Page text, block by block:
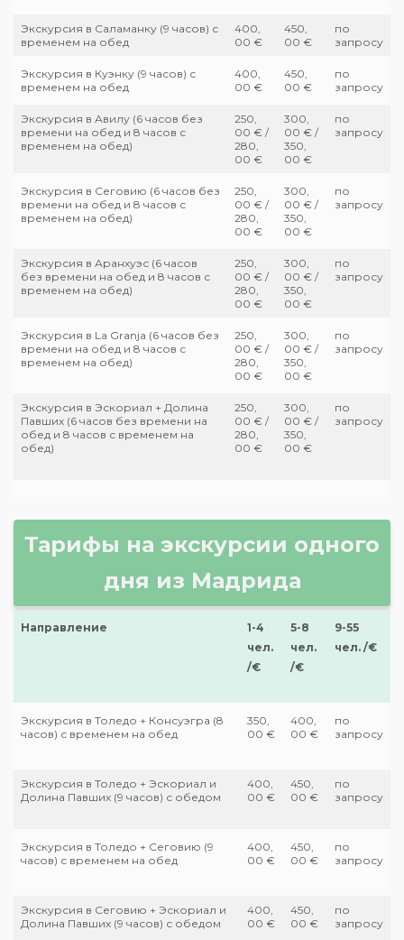
Экскурсия в Саламанку (9 часов) с
временем на обед
400,
00 €
450,
00 €
по
запросу
Экскурсия в Куэнку (9 часов) с
временем на обед
400,
00 €
450,
00 €
по
запросу
Экскурсия в Авилу (6 часов без
времени на обед и 8 часов с
временем на обед)
250,
00 € /
280,
00 €
300,
00 € /
350,
00 €
по
запросу
Экскурсия в Сеговию (6 часов без
времени на обед и 8 часов с
временем на обед)
250,
00 € /
280,
00 €
300,
00 € /
350,
00 €
по
запросу
Экскурсия в Аранхуэс (6 часов
без времени на обед и 8 часов с
временем на обед)
250,
00 € /
280,
00 €
300,
00 € /
350,
00 €
по
запросу
Экскурсия в La Granja (6 часов без
времени на обед и 8 часов с
временем на обед)
250,
00 € /
280,
00 €
300,
00 € /
350,
00 €
по
запросу
Экскурсия в Эскориал + Долина
Павших (6 часов без времени на
обед и 8 часов с временем на
обед)
250,
00 € /
280,
00 €
300,
00 € /
350,
00 €
по
запросу
Тарифы на экскурсии одного
дня из Мадрида
Направление
1-4
чел.
/€
5-8
чел.
/€
9-55
чел. /€
Экскурсия в Толедо + Консуэгра (8
часов) с временем на обед
350,
00 €
400,
00 €
по
запросу
Экскурсия в Толедо + Эскориал и
Долина Павших (9 часов) с обедом
400,
00 €
450,
00 €
по
запросу
Экскурсия в Толедо + Сеговию (9
часов) с временем на обед
400,
00 €
450,
00 €
по
запросу
Экскурсия в Сеговию + Эскориал и
Долина Павших (9 часов) с обедом
400,
00 €
450,
00 €
по
запросу